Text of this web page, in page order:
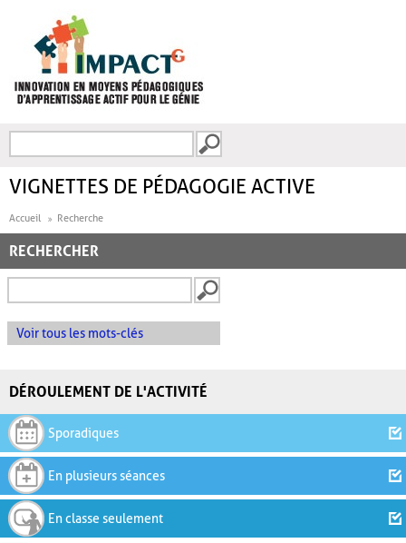
FORMULAIRE DE
VIGNETTES DE PÉDAGOGIE ACTIVE
Accueil Recherche
RECHERCHER
Voir tous les mots-clés
DÉROULEMENT DE L'ACTIVITÉ
Sporadiques
En plusieurs séances
En classe seulement